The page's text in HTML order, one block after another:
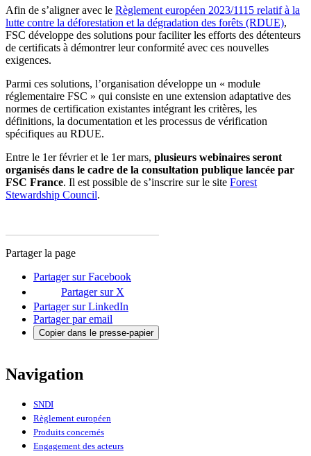
Afin de s’aligner avec le Règlement européen 2023/1115 relatif à la
lutte contre la déforestation et la dégradation des forêts (RDUE),
FSC développe des solutions pour faciliter les efforts des détenteurs
de certificats à démontrer leur conformité avec ces nouvelles
exigences.
Parmi ces solutions, l’organisation développe un « module
réglementaire FSC » qui consiste en une extension adaptative des
normes de certification existantes intégrant les critères, les
définitions, la documentation et les processus de vérification
spécifiques au RDUE.
Entre le 1er février et le 1er mars, plusieurs webinaires seront
organisés dans le cadre de la consultation publique lancée par
FSC France. Il est possible de s’inscrire sur le site Forest
Stewardship Council.
Partager la page
Partager sur Facebook
Partager sur X
Partager sur LinkedIn
Partager par email
Copier dans le presse-papier
Navigation
SNDI
Règlement européen
Produits concernés
Engagement des acteurs